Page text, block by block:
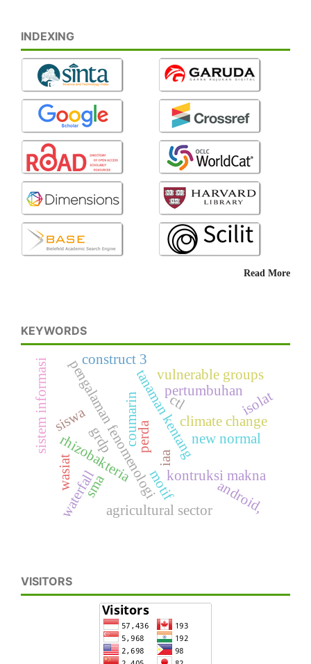
INDEXING
Read More
KEYWORDS
pengalaman fenomenologi
rhizobakteriatanaman kentangpertumbuhan
kontruksi makna
motif
coumarin
agricultural sector
grdp
climate change
vulnerable groups
isolat
sistem informasi perda new normal
android,
construct 3
waterfall
wasiat iaa
siswa
ctl
sma
VISITORS